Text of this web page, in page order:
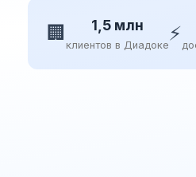
🏢 1,5 млн
клиентов в Диадоке⚡